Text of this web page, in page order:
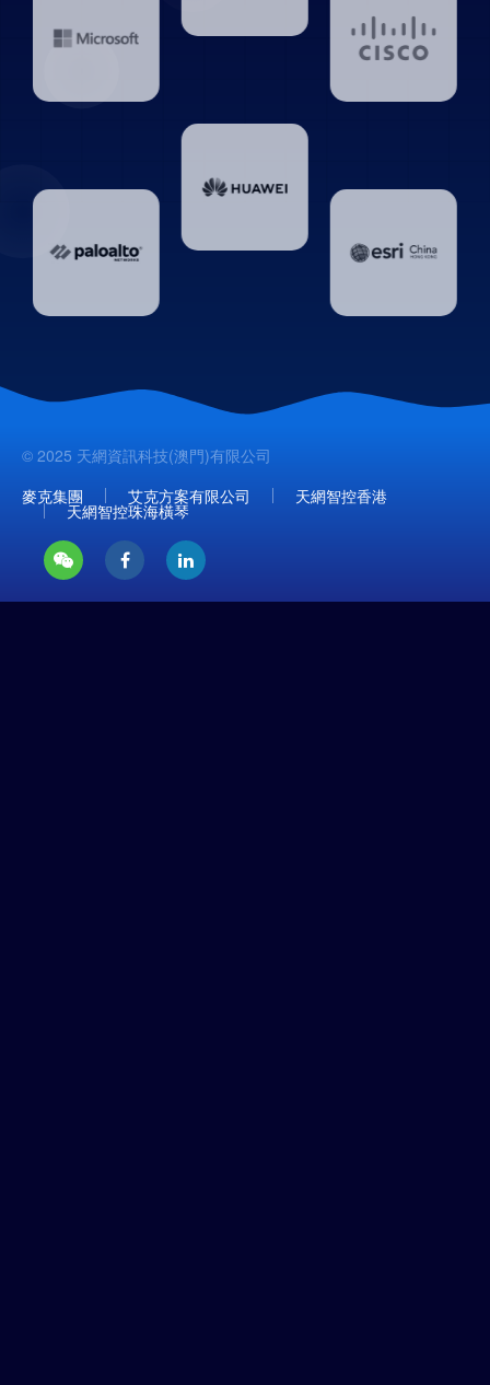
© 2025 天網資訊科技(澳門)有限公司
麥克集團
艾克方案有限公司 天網智控香港
天網智控珠海橫琴